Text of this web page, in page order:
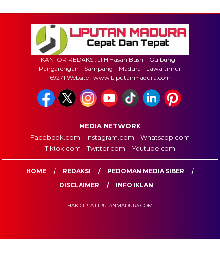
KANTOR REDAKSI: Jl H.Hasan Busri – Gulbung –
Pangarengan – Sampang – Madura – Jawa-timur
69271 Website : www.Liputanmadura.com
MEDIA NETWORK
Facebook.com
Instagram.com
Whatsapp.com
Tiktok.com
Twitter.com Youtube.com
HOME REDAKSI
PEDOMAN MEDIA SIBER
DISCLAIMER
INFO IKLAN
HAK CIPTA:LIPUTANMADURA.COM